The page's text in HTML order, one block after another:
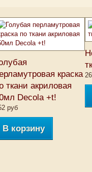
краска
ткани акриловая
Decola +t!
руб
В корзину